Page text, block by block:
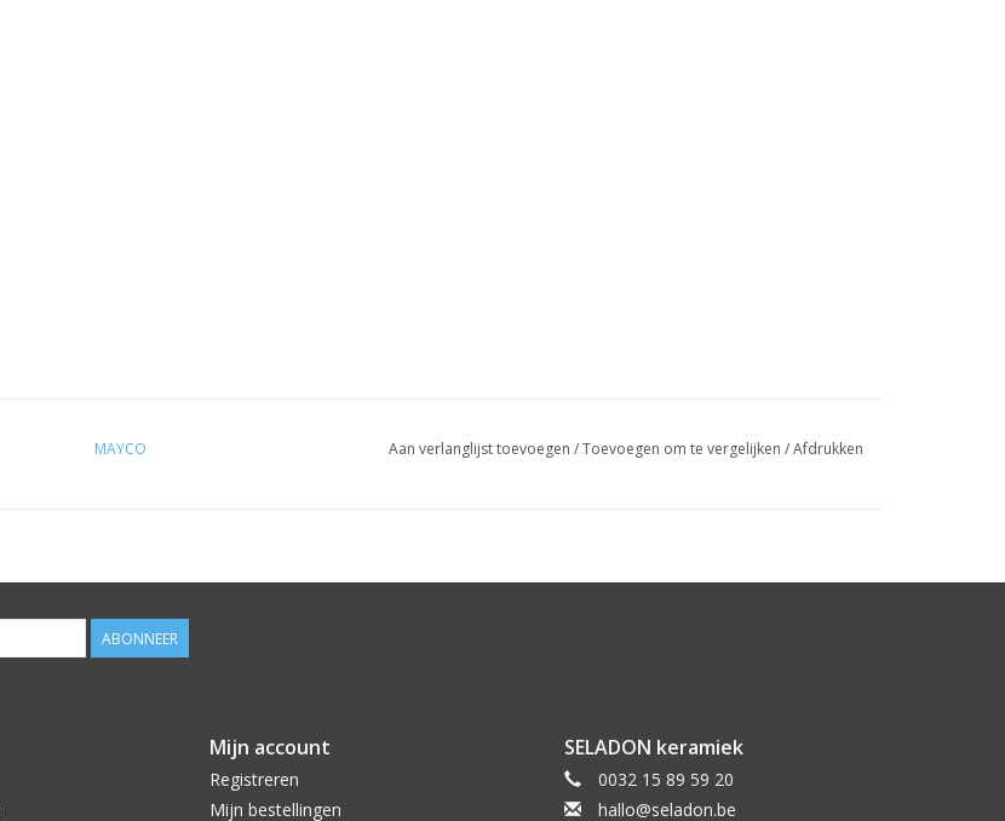
MAYCO Aan verlanglijst toevoegen /Toevoegen om te vergelijken /Afdrukken
ABONNEER
Mijn account
Registreren
Mijn bestellingen
SELADON keramiek
0032 15 89 59 20
hallo@seladon.be